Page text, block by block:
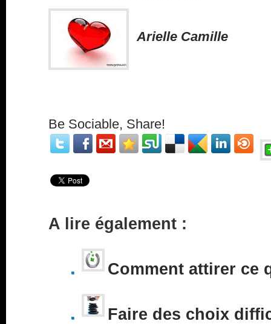
Arielle Camille
Be Sociable, Share!
A lire également :
Comment attirer ce
Faire des choix